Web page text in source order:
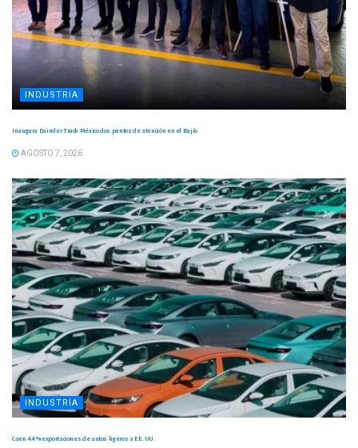
INDUSTRIA
Inaugura Daimler Truck México dos puntos de atención en el Bajío
AGOSTO 7, 2026
INDUSTRIA
Caen 4.4 % exportaciones de autos ligeros a EE. UU.